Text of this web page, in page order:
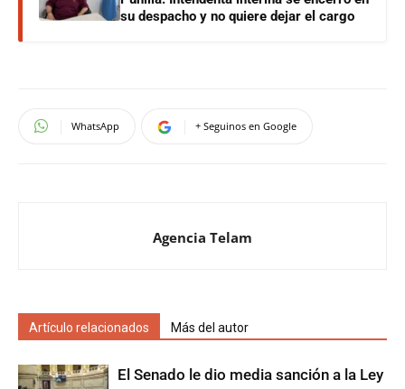
su despacho y no quiere dejar el cargo
WhatsApp + Seguinos en Google
Agencia Telam
Artículo relacionados Más del autor
El Senado le dio media sanción a la Ley